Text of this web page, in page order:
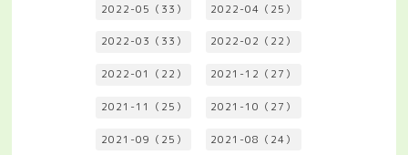
2022-05（33） 2022-04（25）
2022-03（33） 2022-02（22）
2022-01（22） 2021-12（27）
2021-11（25） 2021-10（27）
2021-09（25） 2021-08（24）